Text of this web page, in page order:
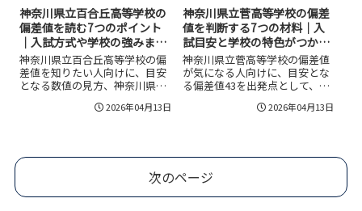
神奈川県立百合丘高等学校の
偏差値を読む7つのポイント
｜入試方式や学校の強みまで
見れば志望校判断がしやす
い！
神奈川県立百合丘高等学校の偏
差値を知りたい人向けに、目安
となる数値の見方、神奈川県公
考え方、55分授業や行事、部活
としての校風や通学条件まで含
めて見ると、志望校として自分
に合うか判断しやすくなりま
す。
2026年04月13日
神奈川県立菅高等学校の偏差
値を判断する7つの材料｜入
試目安と学校の特色がつかめ
る！
神奈川県立菅高等学校の偏差値
が気になる人向けに、目安とな
る偏差値43を出発点として、学
アクセス、校風、学び直し支
すくするための内容です。
2026年04月13日
次のページ